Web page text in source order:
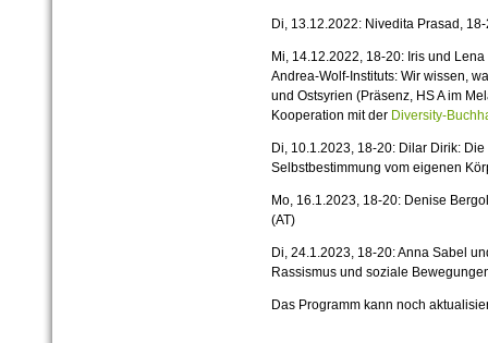
Di, 13.12.2022: Nivedita Prasad,
Mi, 14.12.2022, 18-20: Iris und
Andrea-Wolf-Instituts: Wir wissen,
und Ostsyrien (Präsenz, HS A im
Kooperation mit der Diversity-
Di, 10.1.2023, 18-20: Dilar Dirik:
Selbstbestimmung vom eigenen
Mo, 16.1.2023, 18-20: Denise
(AT)
Di, 24.1.2023, 18-20: Anna Sabel
Rassismus und soziale
Das Programm kann noch